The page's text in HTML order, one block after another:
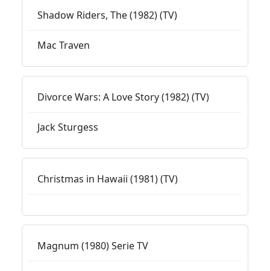
Shadow Riders, The (1982) (TV)
Mac Traven
Divorce Wars: A Love Story (1982) (TV)
Jack Sturgess
Christmas in Hawaii (1981) (TV)
Magnum (1980) Serie TV